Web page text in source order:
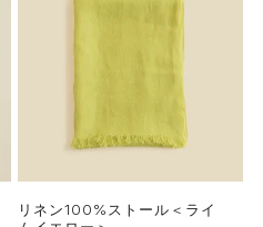
リネン100%ストール＜ライ